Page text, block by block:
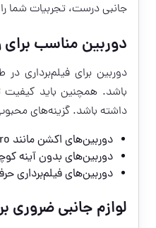
جانبی درست، تجربیات شما
دوربین مناسب
دوربین برای فیلم‌برداری
باشد. همچنین باید کیفیت
داشته باشد. گزینه‌های
دوربین‌های اکشن مانند GoPro یا DJI Osmo Action
دوربین‌های بدون آینه
دوربین‌های فیلم‌برداری
لوازم جانبی ضروری